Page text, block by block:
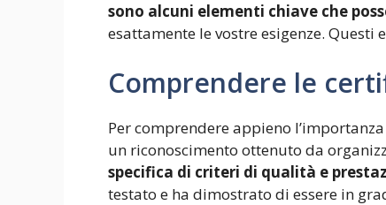
sono alcuni elementi chiave che
esattamente le vostre esigenze. Questi
Comprendere le
Per comprendere appieno
un riconoscimento ottenuto da
specifica di criteri di qualità e
testato e ha dimostrato di essere in